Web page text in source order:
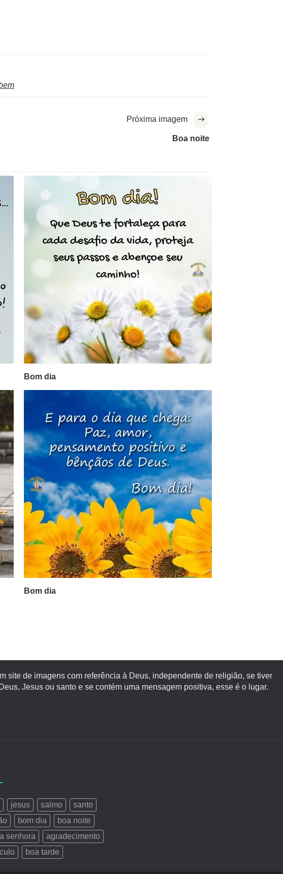
Próxima imagem
Boa noite
Bom dia
Bom dia
site de imagens com referência à Deus, independente de religião, se tiver
Jesus ou santo e se contém uma mensagem positiva, esse é o lugar.
jesus salmo
santo
bom dia
boa noite
senhora
agradecimento
boa tarde